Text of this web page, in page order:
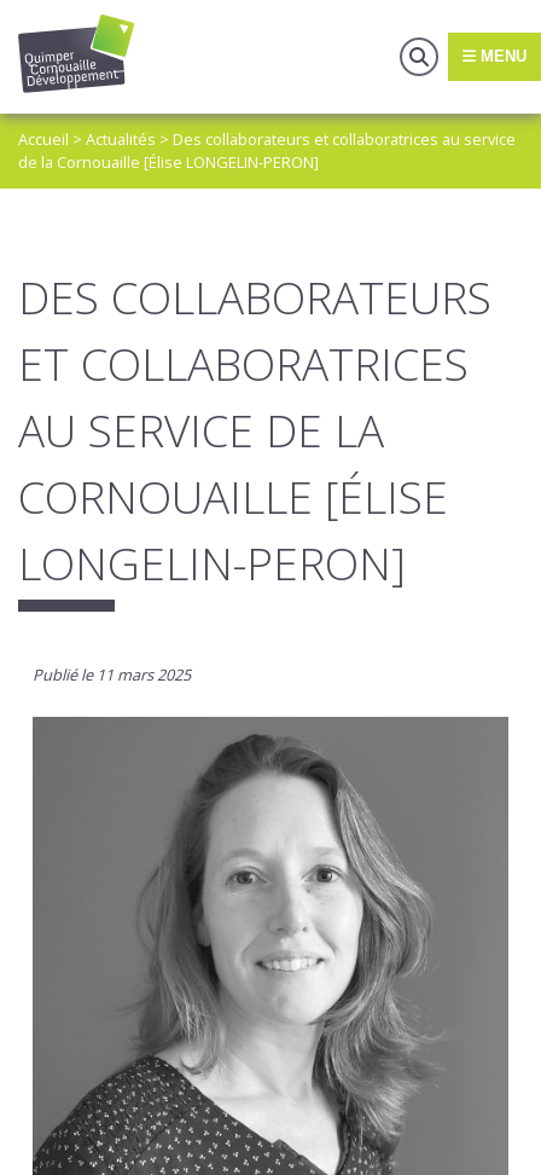
MENU
Accueil > Actualités > Des collaborateurs et collaboratrices au service
de la Cornouaille [Élise LONGELIN-PERON]
DES COLLABORATEURS
ET COLLABORATRICES
AU SERVICE DE LA
CORNOUAILLE [ÉLISE
LONGELIN-PERON]
Publié le 11 mars 2025